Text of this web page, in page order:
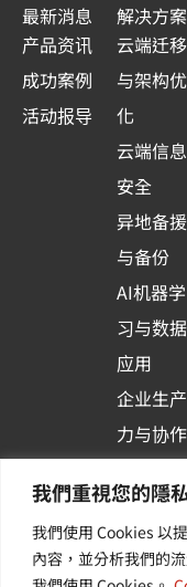
我們重視您的隱
我們使用 Cookies 以
內容，並分析我們的
最新消息
产品资讯
成功案例
活动报导
解决方案
云端迁移
与架构优
化
云端信息
安全
异地备援
与备份
AI机器学
习与数据
应用
企业生产
力与协作
台应用
其他/增
值服务